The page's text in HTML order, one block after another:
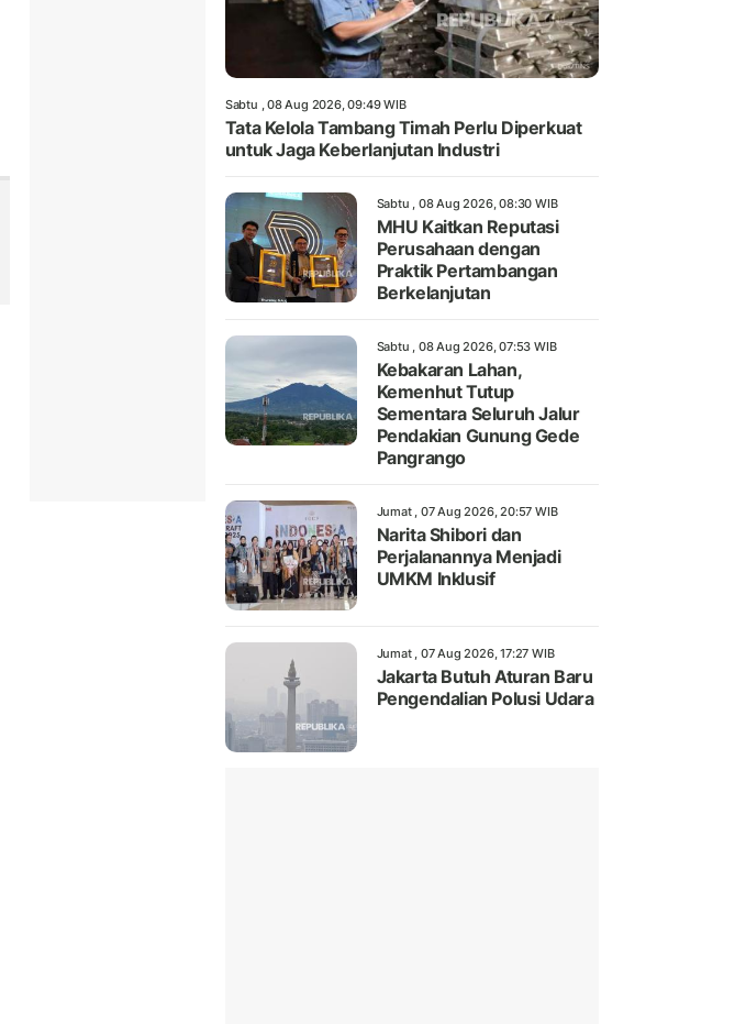
Sabtu , 08 Aug 2026, 09:49 WIB
Tata Kelola Tambang Timah Perlu Diperkuat
untuk Jaga Keberlanjutan Industri
Sabtu , 08 Aug 2026, 08:30 WIB
MHU Kaitkan Reputasi
Perusahaan dengan
Praktik Pertambangan
Berkelanjutan
Sabtu , 08 Aug 2026, 07:53 WIB
Kebakaran Lahan,
Kemenhut Tutup
Sementara Seluruh Jalur
Pendakian Gunung Gede
Pangrango
Jumat , 07 Aug 2026, 20:57 WIB
Narita Shibori dan
Perjalanannya Menjadi
UMKM Inklusif
Jumat , 07 Aug 2026, 17:27 WIB
Jakarta Butuh Aturan Baru
Pengendalian Polusi Udara